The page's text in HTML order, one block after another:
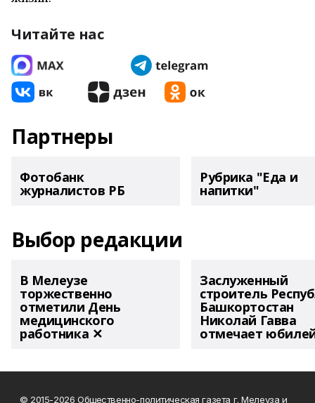
Читайте нас
Партнеры
Фотобанк
журналистов РБ
Рубрика "Еда и
напитки"
Выбор редакции
В Мелеузе
торжественно
отметили День
медицинского
работника ✕
Заслуженный
строитель
Башкортостан
Николай Гавва
отмечает
© 2015-2026 Общественно-политическая газета г. Мелеуза и